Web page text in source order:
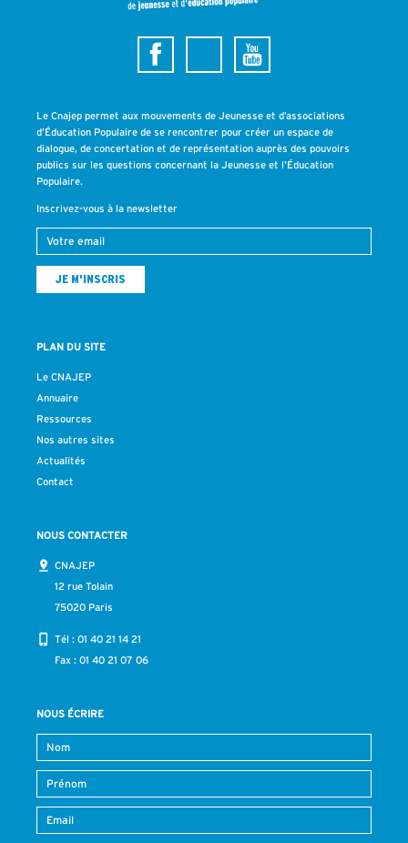
Le Cnajep permet aux mouvements de Jeunesse et d’associations
d’Éducation Populaire de se rencontrer pour créer un espace de
dialogue, de concertation et de représentation auprès des pouvoirs
publics sur les questions concernant la Jeunesse et l’Éducation
Populaire.
Inscrivez-vous à la newsletter
PLAN DU SITE
Le CNAJEP
Annuaire
Ressources
Nos autres sites
Actualités
Contact
NOUS CONTACTER
CNAJEP
12 rue Tolain
75020 Paris
Tél : 01 40 21 14 21
Fax : 01 40 21 07 06
NOUS ÉCRIRE